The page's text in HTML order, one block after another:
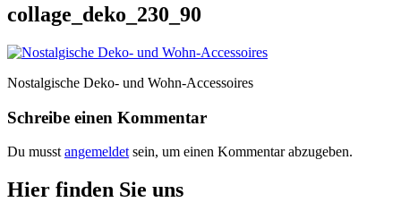
collage_deko_230_90
Nostalgische Deko- und Wohn-Accessoires
Schreibe einen Kommentar
Du musst angemeldet sein, um einen Kommentar abzugeben.
Hier finden Sie uns